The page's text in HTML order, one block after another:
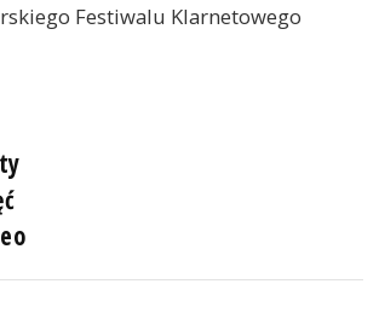
Festiwalu Klarnetowego